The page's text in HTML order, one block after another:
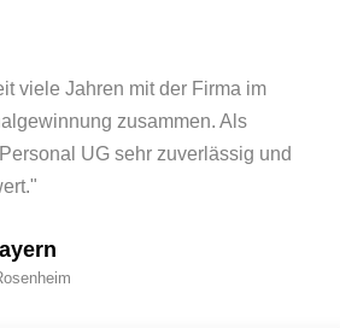
viele Jahren mit der Firma im
zusammen. Als
UG sehr zuverlässig und